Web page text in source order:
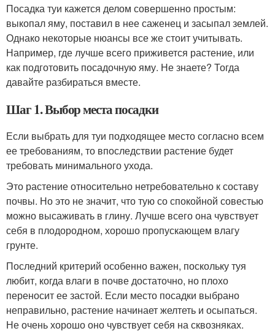
Посадка туи кажется делом совершенно простым:
выкопал яму, поставил в нее саженец и засыпал землей.
Однако некоторые нюансы все же стоит учитывать.
Например, где лучше всего приживется растение, или
как подготовить посадочную яму. Не знаете? Тогда
давайте разбираться вместе.
Шаг 1. Выбор места посадки
Если выбрать для туи подходящее место согласно всем
ее требованиям, то впоследствии растение будет
требовать минимального ухода.
Это растение относительно нетребовательно к составу
почвы. Но это не значит, что тую со спокойной совестью
можно высаживать в глину. Лучше всего она чувствует
себя в плодородном, хорошо пропускающем влагу
грунте.
Последний критерий особенно важен, поскольку туя
любит, когда влаги в почве достаточно, но плохо
переносит ее застой. Если место посадки выбрано
неправильно, растение начинает желтеть и осыпаться.
Не очень хорошо оно чувствует себя на сквозняках.